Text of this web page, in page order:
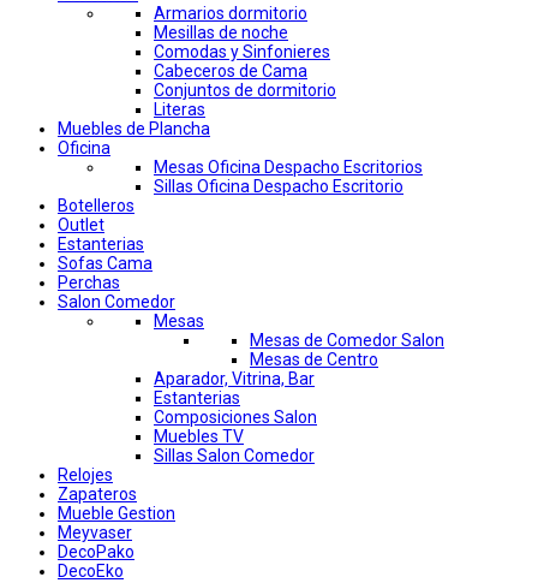
Armarios dormitorio
Mesillas de noche
Comodas y Sinfonieres
Cabeceros de Cama
Conjuntos de dormitorio
Literas
Muebles de Plancha
Oficina
Mesas Oficina Despacho Escritorios
Sillas Oficina Despacho Escritorio
Botelleros
Outlet
Estanterias
Sofas Cama
Perchas
Salon Comedor
Mesas
Mesas de Comedor Salon
Mesas de Centro
Aparador, Vitrina, Bar
Estanterias
Composiciones Salon
Muebles TV
Sillas Salon Comedor
Relojes
Zapateros
Mueble Gestion
Meyvaser
DecoPako
DecoEko